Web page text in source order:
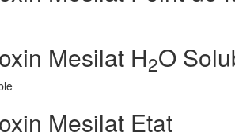
Mesilat H2O
Mesilat Etat